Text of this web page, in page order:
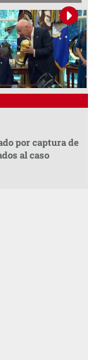
por captura de
al caso